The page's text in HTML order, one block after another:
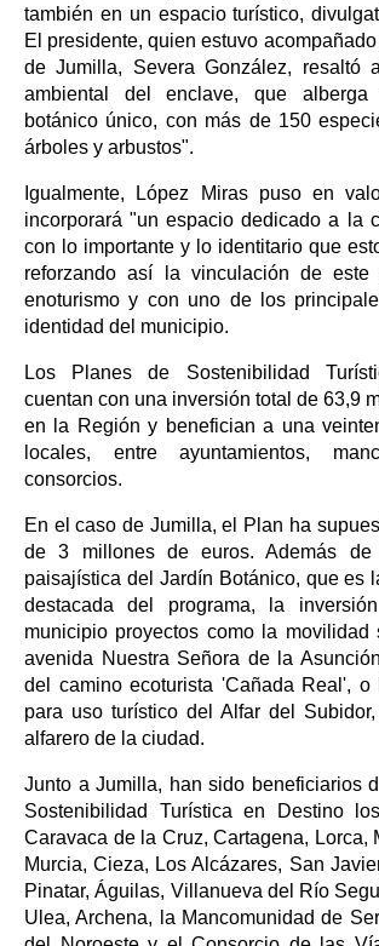
también en un espacio turístico,
El presidente, quien estuvo
de Jumilla, Severa González, resaltó
ambiental del enclave, que alberga
botánico único, con más de 150
árboles y arbustos".
Igualmente, López Miras puso en
incorporará "un espacio dedicado a la
con lo importante y lo identitario que
reforzando así la vinculación de este
enoturismo y con uno de los
identidad del municipio.
Los Planes de Sostenibilidad
cuentan con una inversión total de 63,9
en la Región y benefician a una
locales, entre ayuntamientos,
consorcios.
En el caso de Jumilla, el Plan ha
de 3 millones de euros. Además de
paisajística del Jardín Botánico, que es
destacada del programa, la
municipio proyectos como la movilidad
avenida Nuestra Señora de la
del camino ecoturista 'Cañada Real', o
para uso turístico del Alfar del
alfarero de la ciudad.
Junto a Jumilla, han sido beneficiarios
Sostenibilidad Turística en Destino
Caravaca de la Cruz, Cartagena, Lorca,
Murcia, Cieza, Los Alcázares, San
Pinatar, Águilas, Villanueva del Río
Ulea, Archena, la Mancomunidad de